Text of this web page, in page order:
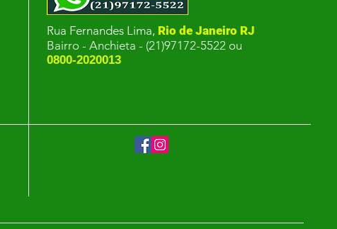
Rua Fernandes Lima, Rio de Janeiro RJ
Bairro - Anchieta - (21)97172-5522 ou
0800-2020013